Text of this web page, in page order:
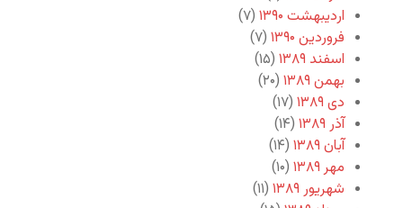
اردیبهشت ۱۳۹۰
(۷)
فروردین ۱۳۹۰
(۷)
اسفند ۱۳۸۹
(۱۵)
بهمن ۱۳۸۹
(۲۰)
دی ۱۳۸۹
(۱۷)
آذر ۱۳۸۹
(۱۴)
آبان ۱۳۸۹
(۱۴)
مهر ۱۳۸۹
(۱۰)
شهریور ۱۳۸۹
(۱۱)